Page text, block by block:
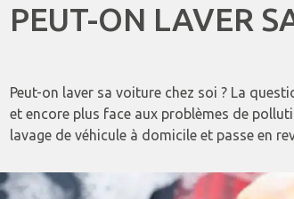
PEUT-ON LAVER
Peut-on laver sa voiture chez soi ? La
et encore plus face aux problèmes de
lavage de véhicule à domicile et passe en